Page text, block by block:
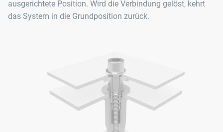
ausgerichtete Position. Wird die Verbindung gelöst, kehrt
das System in die Grundposition zurück.